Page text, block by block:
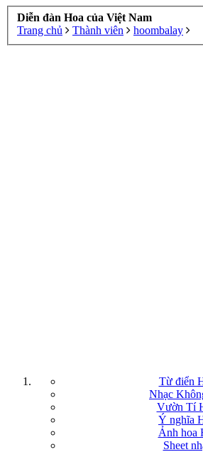
Diễn đàn Hoa của Việt Nam
Trang chủ
Thành viên hoombalay
Từ điển
Nhạc
Vườn Tí
Ý nghĩa
Ảnh hoa
Sheet